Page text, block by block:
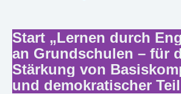
Start „Lernen durch
an Grundschulen – für
Stärkung von
und demokratischer